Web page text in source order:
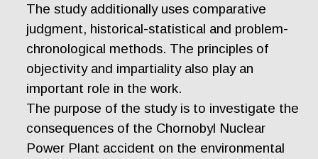
The study additionally uses comparative
judgment, historical-statistical and problem-
chronological methods. The principles of
objectivity and impartiality also play an
important role in the work.
The purpose of the study is to investigate the
consequences of the Chornobyl Nuclear
Power Plant accident on the environmental